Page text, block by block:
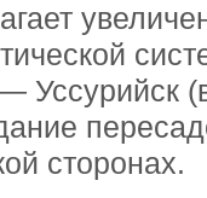
сторонах.